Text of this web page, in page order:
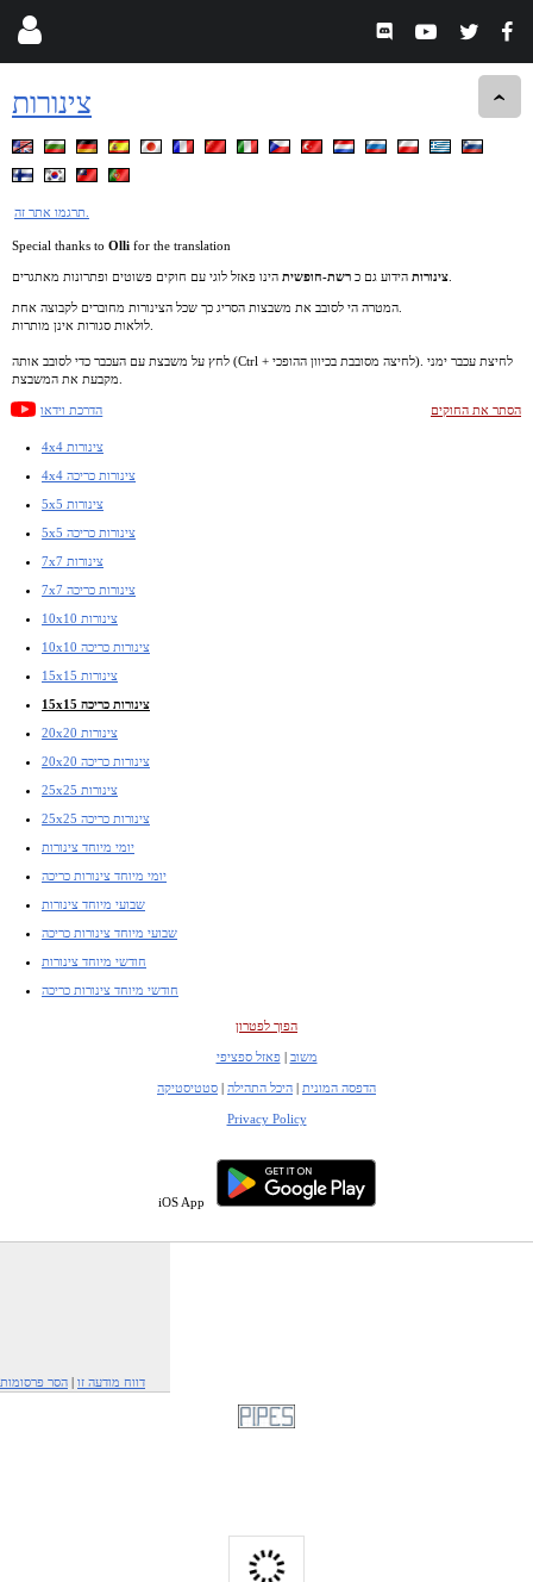
צינורות
Special thanks to Olli for the translation
צינורות הידוע גם כ רשת-חופשית
לחץ על משבצת עם העכבר כדי לסובב אותה (Ctrl + לחיצה מסובבת בכיוון ההופכי). לחיצת עכבר ימני
הדרכת וידאו הסתר את החוקים
4x4 צינורות
4x4 צינורות כריכה
5x5 צינורות
5x5 צינורות כריכה
7x7 צינורות
7x7 צינורות כריכה
10x10 צינורות
10x10 צינורות כריכה
15x15 צינורות
15x15 צינורות כריכה
20x20 צינורות
20x20 צינורות כריכה
25x25 צינורות
25x25 צינורות כריכה
יומי מיוחד צינורות
יומי מיוחד צינורות כריכה
שבועי מיוחד צינורות
שבועי מיוחד צינורות כריכה
חודשי מיוחד צינורות
חודשי מיוחד צינורות כריכה
הפוך לפטרון
משוב |פאזל ספציפי
הדפסה המונית | היכל התהילה | סטטיסטיקה
Privacy Policy
iOS App
הסר פרסומות | דווח מודעה זו